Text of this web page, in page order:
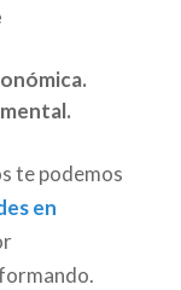
te podemos
en